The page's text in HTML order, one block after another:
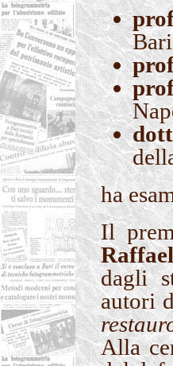
Bari
ha
Il
dagli
autori
Alla